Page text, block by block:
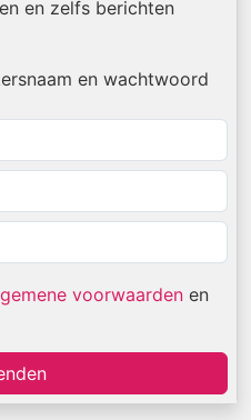
en zelfs berichten
en wachtwoord
voorwaarden en